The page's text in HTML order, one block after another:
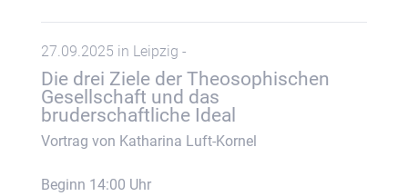
27.09.2025 in Leipzig -
Die drei Ziele der Theosophischen
Gesellschaft und das
bruderschaftliche Ideal
Vortrag von Katharina Luft-Kornel
Beginn 14:00 Uhr